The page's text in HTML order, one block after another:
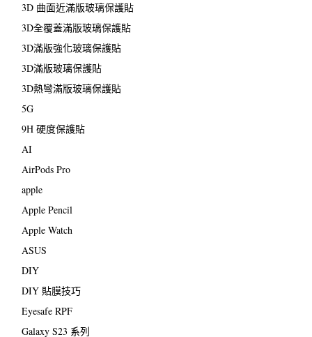
3D 曲面近滿版玻璃保護貼
3D全覆蓋滿版玻璃保護貼
3D滿版強化玻璃保護貼
3D滿版玻璃保護貼
3D熱彎滿版玻璃保護貼
5G
9H 硬度保護貼
AI
AirPods Pro
apple
Apple Pencil
Apple Watch
ASUS
DIY
DIY 貼膜技巧
Eyesafe RPF
Galaxy S23 系列